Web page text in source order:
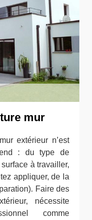
mur
extérieur n’est
: du type de
à travailler,
appliquer, de la
Faire des
nécessite
comme